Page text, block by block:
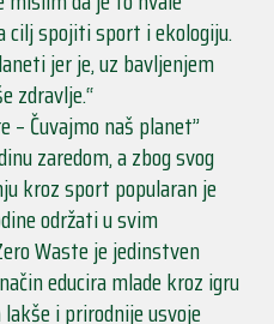
cilj spojiti sport i ekologiju.
jer je, uz bavljenjem
zdravlje.“
– Čuvajmo naš planet”
zaredom, a zbog svog
kroz sport popularan je
održati u svim
Waste je jedinstven
educira mlade kroz igru
i prirodnije usvoje